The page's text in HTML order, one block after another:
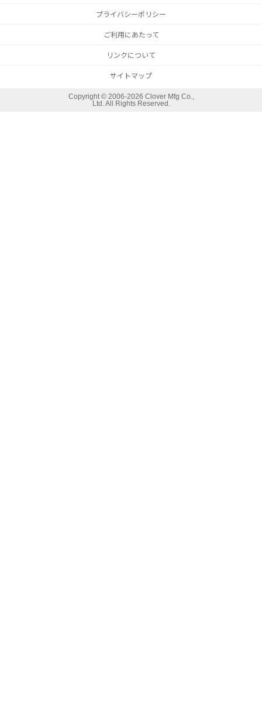
プライバシーポリシー
ご利用にあたって
リンクについて
サイトマップ
Copyright © 2006-2026 Clover Mfg Co.,
Ltd. All Rights Reserved.